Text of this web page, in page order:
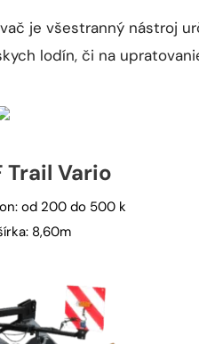
je všestranný nástroj
lodín, či na
Trail Vario
od 200 do 500 k
8,60m